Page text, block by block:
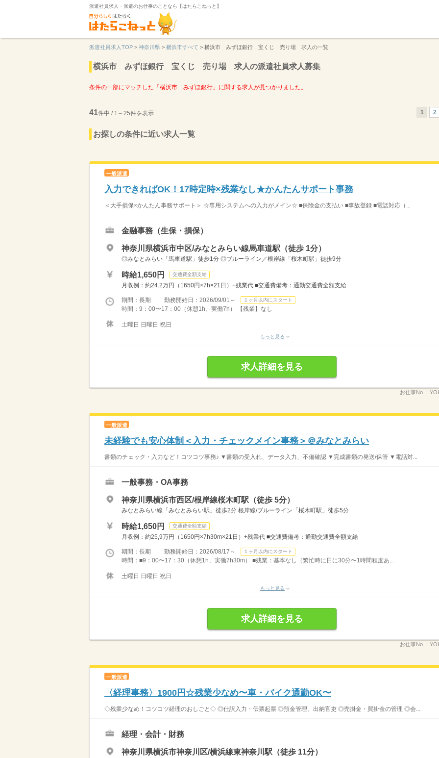
派遣社員求人・派遣のお仕事のことなら【はたらこねっと】
派遣社員求人TOP > 神奈川県 > 横浜市すべて > 横浜市 みずほ銀行 宝くじ 売り場 求人の一覧
横浜市 みずほ銀行 宝くじ 売り場 求人の派遣社員求人募集
条件の一部にマッチした「横浜市 みずほ銀行」に関する求人が見つかりました。
41件中 / 1～25件を表示 1 2
お探しの条件に近い求人一覧
一般派遣
入力できればOK！17時定時×残業なし★かんたんサポート事務
＜大手損保×かんたん事務サポート＞ ☆専用システムへの入力がメイン☆ ■保険金の支払い ■事故登録 ■電話対応（...
金融事務（生保・損保）
神奈川県横浜市中区/みなとみらい線馬車道駅（徒歩 1分）
◎みなとみらい「馬車道駅」徒歩1分 ◎ブルーライン／根岸線「桜木町駅」徒歩9分
時給1,650円 交通費全額支給
月収例：約24.2万円（1650円×7h×21日）+残業代 ■交通費備考：通勤交通費全額支給
期間：長期 勤務開始日：2026/09/01～ １ヶ月以内にスタート
時間：9：00〜17：00（休憩1h、実働7h） 【残業】なし
土曜日 日曜日 祝日
もっと見る
求人詳細を見る
お仕事No.：
一般派遣
未経験でも安心体制＜入力・チェックメイン事務＞＠みなとみらい
書類のチェック・入力など！コツコツ事務♪ ▼書類の受入れ、データ入力、不備確認 ▼完成書類の発送/保管 ▼電話対...
一般事務・OA事務
神奈川県横浜市西区/根岸線桜木町駅（徒歩 5分）
みなとみらい線「みなとみらい駅」徒歩2分 根岸線/ブルーライン「桜木町駅」徒歩5分
時給1,650円 交通費全額支給
月収例：約25,9万円（1650円×7h30m×21日）+残業代 ■交通費備考：通勤交通費全額支給
期間：長期 勤務開始日：2026/08/17～ １ヶ月以内にスタート
時間：■9：00〜17：30（休憩1h、実働7h30m） ■残業：基本なし（繁忙時に日に30分〜1時間程度あ...
土曜日 日曜日 祝日
もっと見る
求人詳細を見る
お仕事No.：
一般派遣
〈経理事務〉1900円☆残業少なめ〜車・バイク通勤OK〜
◇残業少なめ！コツコツ経理のおしごと◇ ◎仕訳入力・伝票起票 ◎預金管理、出納官吏 ◎売掛金・買掛金の管理 ◎会...
経理・会計・財務
神奈川県横浜市神奈川区/横浜線東神奈川駅（徒歩 11分）